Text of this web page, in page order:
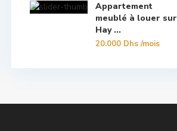
Appartement
meublé à louer sur
Hay ...
20.000 Dhs/mois